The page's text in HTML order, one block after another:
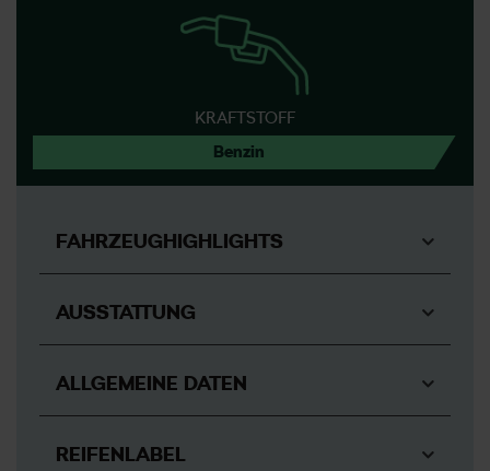
KRAFTSTOFF
Benzin
FAHRZEUGHIGHLIGHTS
AUSSTATTUNG
ALLGEMEINE DATEN
REIFENLABEL